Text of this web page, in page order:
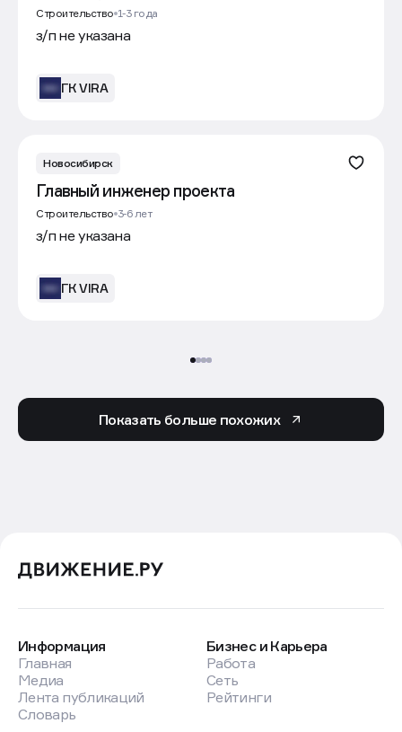
Строительство 1-3 года
з/п не указана
ГК VIRA
Новосибирск
Главный инженер проекта
Строительство 3-6 лет
з/п не указана
ГК VIRA
Показать больше похожих
Информация
Главная
Медиа
Лента публикаций
Словарь
Бизнес и Карьера
Работа
Сеть
Рейтинги